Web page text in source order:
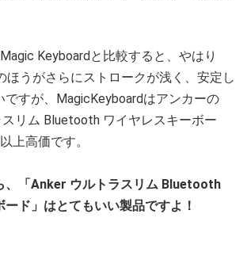
Keyboardと比較すると、やはり
ほうがさらにストロークが浅く、安定し
ですが、MagicKeyboardはアンカーの
スリム Bluetooth ワイヤレスキーボー
上高価です。
、「Anker ウルトラスリム Bluetooth
ード」はとてもいい製品ですよ！